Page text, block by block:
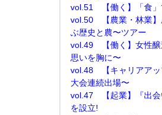
vol.51 【働く】「食」
vol.50 【農業・林業】
ぶ歴史と農〜ツアー
vol.49 【働く】女性醸
思いを胸に〜
vol.48 【キャリアアッ
大会連続出場〜
vol.47 【起業】『出会
を設立!